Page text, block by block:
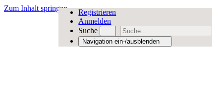
Zum Inhalt springen
Registrieren
Anmelden
Suche
Navigation ein-/ausblenden